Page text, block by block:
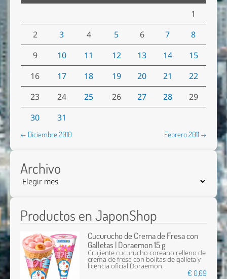
1
2
3 4 5 6 7
8
9
10 11 12 13 14
15
16
17 18 19 20 21
22
23
24 25 26 27 28
29
30
31
← Diciembre 2010 Febrero 2011 →
Archivo
Productos en JaponShop
Cucurucho de Crema de Fresa con
Galletas | Doraemon 15 g
Crujiente cucurucho coreano relleno de
crema de fresa con bolitas de galleta y
licencia oficial Doraemon.
€ 0,69